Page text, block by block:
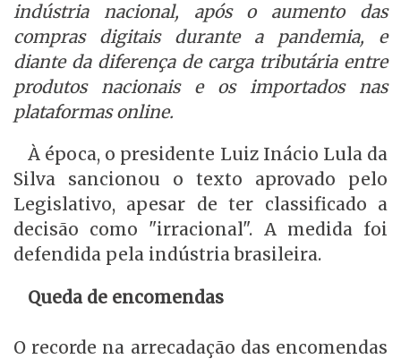
indústria nacional, após o aumento das
compras digitais durante a pandemia, e
diante da diferença de carga tributária entre
produtos nacionais e os importados nas
plataformas online.
À época, o presidente Luiz Inácio Lula da
Silva sancionou o texto aprovado pelo
Legislativo, apesar de ter classificado a
decisão como "irracional". A medida foi
defendida pela indústria brasileira.
Queda de encomendas
O recorde na arrecadação das encomendas